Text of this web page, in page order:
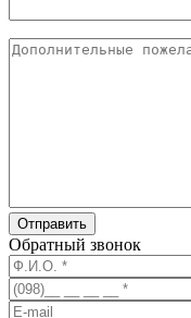
Обратный звонок